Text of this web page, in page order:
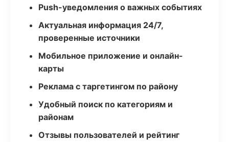
Push-уведомления о важных событиях
Актуальная информация 24/7,
проверенные источники
Мобильное приложение и онлайн-
карты
Реклама с таргетингом по району
Удобный поиск по категориям и
районам
Отзывы пользователей и рейтинг